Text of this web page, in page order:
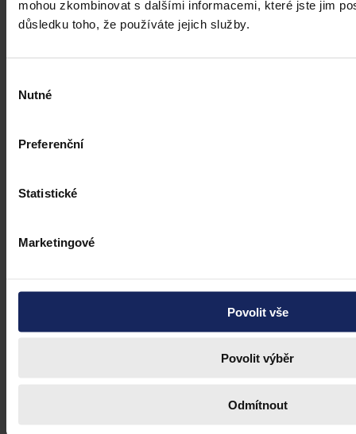
mohou zkombinovat s dalšími informacemi, které jste jim
důsledku toho, že používáte jejich služby.
souhlasu
Nutné
Preferenční
Statistické
Marketingové
Povolit vše
Povolit výběr
Odmítnout